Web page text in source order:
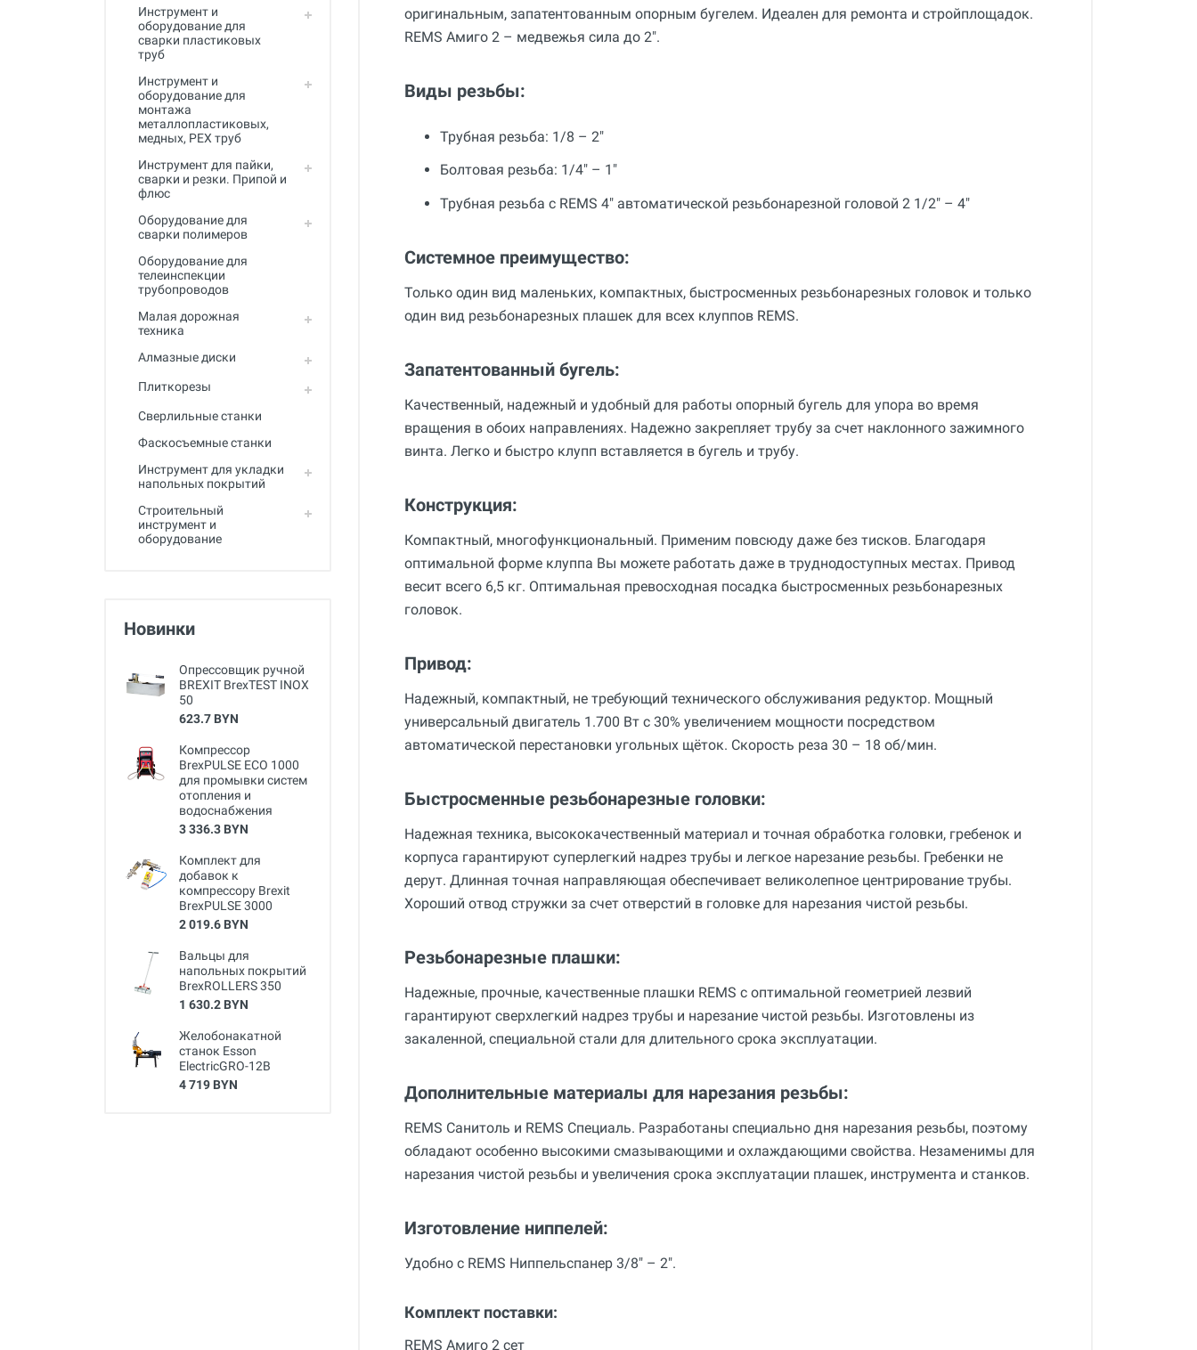
Инструмент и
оборудование для
сварки пластиковых
труб
Инструмент и
оборудование для
монтажа
металлопластиковых,
медных, PEX труб
Инструмент для пайки,
сварки и резки. Припой и
флюс
Оборудование для
сварки полимеров
Оборудование для
телеинспекции
трубопроводов
Малая дорожная
техника
Алмазные диски
Плиткорезы
Сверлильные станки
Фаскосъемные станки
Инструмент для укладки
напольных покрытий
Строительный
инструмент и
оборудование
Новинки
Опрессовщик ручной
BREXIT BrexTEST INOX
50
623.7 BYN
Компрессор
BrexPULSE ECO 1000
для промывки систем
отопления и
водоснабжения
3 336.3 BYN
Комплект для
добавок к
компрессору Brexit
BrexPULSE 3000
2 019.6 BYN
Вальцы для
напольных покрытий
BrexROLLERS 350
1 630.2 BYN
Желобонакатной
станок Esson
ElectricGRO-12B
4 719 BYN
оригинальным, запатентованным опорным бугелем. Идеален для ремонта и стройплощадок.
REMS Амиго 2 – медвежья сила до 2".
Виды резьбы:
Трубная резьба: 1/8 – 2"
Болтовая резьба: 1/4" – 1"
Трубная резьба с REMS 4" автоматической резьбонарезной головой 2 1/2" – 4"
Системное преимущество:
Только один вид маленьких, компактных, быстросменных резьбонарезных головок и только
один вид резьбонарезных плашек для всех клуппов REMS.
Запатентованный бугель:
Качественный, надежный и удобный для работы опорный бугель для упора во время
вращения в обоих направлениях. Надежно закрепляет трубу за счет наклонного зажимного
винта. Легко и быстро клупп вставляется в бугель и трубу.
Конструкция:
Компактный, многофункциональный. Применим повсюду даже без тисков. Благодаря
оптимальной форме клуппа Вы можете работать даже в труднодоступных местах. Привод
весит всего 6,5 кг. Оптимальная превосходная посадка быстросменных резьбонарезных
головок.
Привод:
Надежный, компактный, не требующий технического обслуживания редуктор. Мощный
универсальный двигатель 1.700 Вт с 30% увеличением мощности посредством
автоматической перестановки угольных щёток. Скорость реза 30 – 18 об/мин.
Быстросменные резьбонарезные головки:
Надежная техника, высококачественный материал и точная обработка головки, гребенок и
корпуса гарантируют суперлегкий надрез трубы и легкое нарезание резьбы. Гребенки не
дерут. Длинная точная направляющая обеспечивает великолепное центрирование трубы.
Хороший отвод стружки за счет отверстий в головке для нарезания чистой резьбы.
Резьбонарезные плашки:
Надежные, прочные, качественные плашки REMS с оптимальной геометрией лезвий
гарантируют сверхлегкий надрез трубы и нарезание чистой резьбы. Изготовлены из
закаленной, специальной стали для длительного срока эксплуатации.
Дополнительные материалы для нарезания резьбы:
REMS Санитоль и REMS Специаль. Разработаны специально дня нарезания резьбы, поэтому
обладают особенно высокими смазывающими и охлаждающими свойства. Незаменимы для
нарезания чистой резьбы и увеличения срока эксплуатации плашек, инструмента и станков.
Изготовление ниппелей:
Удобно с REMS Ниппельспанер 3/8" – 2".
Комплект поставки:
REMS Амиго 2 сет